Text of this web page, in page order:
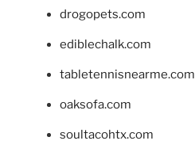
drogopets.com
ediblechalk.com
tabletennisnearme.com
oaksofa.com
soultacohtx.com